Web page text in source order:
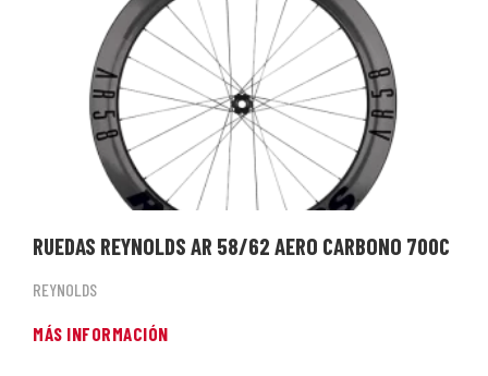
RUEDAS REYNOLDS AR 58/62 AERO CARBONO 700C
REYNOLDS
MÁS INFORMACIÓN